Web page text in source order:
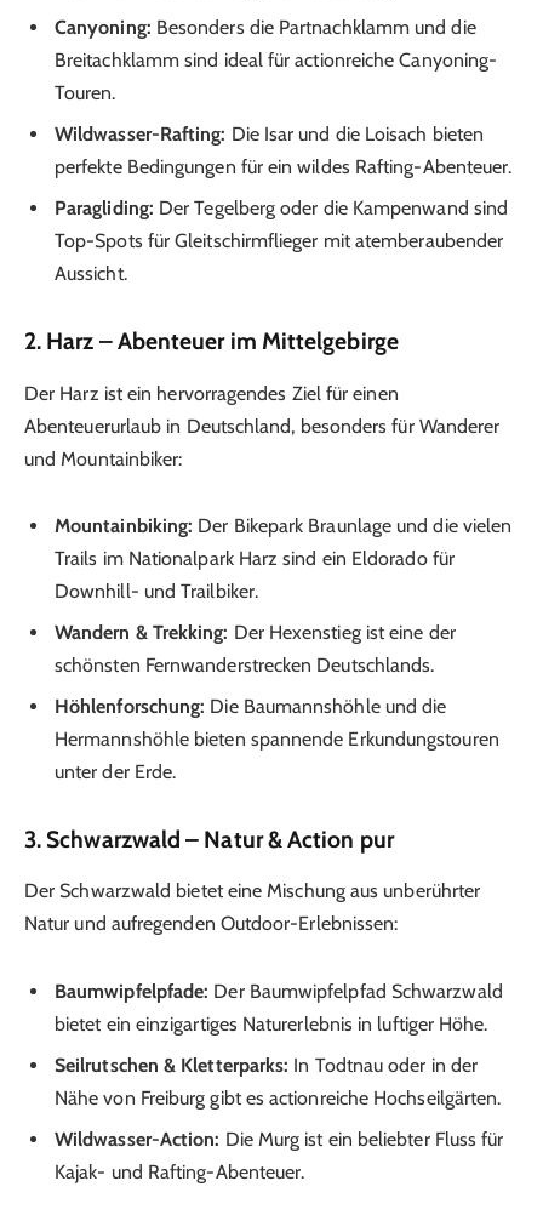
Canyoning: Besonders die Partnachklamm und die
Breitachklamm sind ideal für actionreiche Canyoning-
Touren.
Wildwasser-Rafting: Die Isar und die Loisach bieten
perfekte Bedingungen für ein wildes Rafting-Abenteuer.
Paragliding: Der Tegelberg oder die Kampenwand sind
Top-Spots für Gleitschirmflieger mit atemberaubender
Aussicht.
2. Harz – Abenteuer im Mittelgebirge
Der Harz ist ein hervorragendes Ziel für einen
Abenteuerurlaub in Deutschland, besonders für Wanderer
und Mountainbiker:
Mountainbiking: Der Bikepark Braunlage und die vielen
Trails im Nationalpark Harz sind ein Eldorado für
Downhill- und Trailbiker.
Wandern & Trekking: Der Hexenstieg ist eine der
schönsten Fernwanderstrecken Deutschlands.
Höhlenforschung: Die Baumannshöhle und die
Hermannshöhle bieten spannende Erkundungstouren
unter der Erde.
3. Schwarzwald – Natur & Action pur
Der Schwarzwald bietet eine Mischung aus unberührter
Natur und aufregenden Outdoor-Erlebnissen:
Baumwipfelpfade: Der Baumwipfelpfad Schwarzwald
bietet ein einzigartiges Naturerlebnis in luftiger Höhe.
Seilrutschen & Kletterparks: In Todtnau oder in der
Nähe von Freiburg gibt es actionreiche Hochseilgärten.
Wildwasser-Action: Die Murg ist ein beliebter Fluss für
Kajak- und Rafting-Abenteuer.